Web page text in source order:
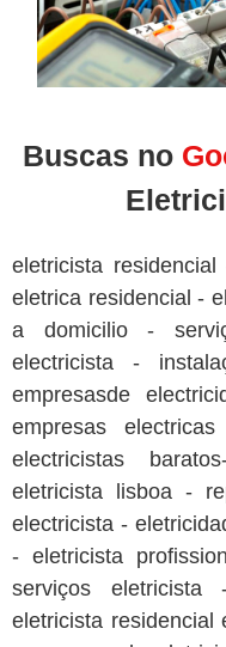
Buscas no
eletricista
eletrica residencial -
a domicilio -
electricista -
empresasde
empresas
electricistas
eletricista lisboa -
electricista -
- eletricista
serviços
eletricista residencial